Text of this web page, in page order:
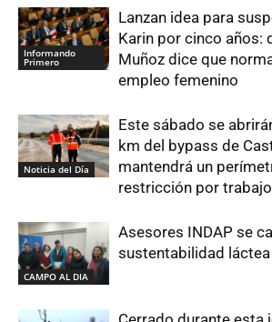
Informando
Primero
Lanzan idea para
Karin por cinco años:
Muñoz dice que
empleo femenino
Noticia del Día
Este sábado se
km del bypass de
mantendrá un
restricción por
CAMPO AL DIA
Asesores INDAP se
sustentabilidad láctea